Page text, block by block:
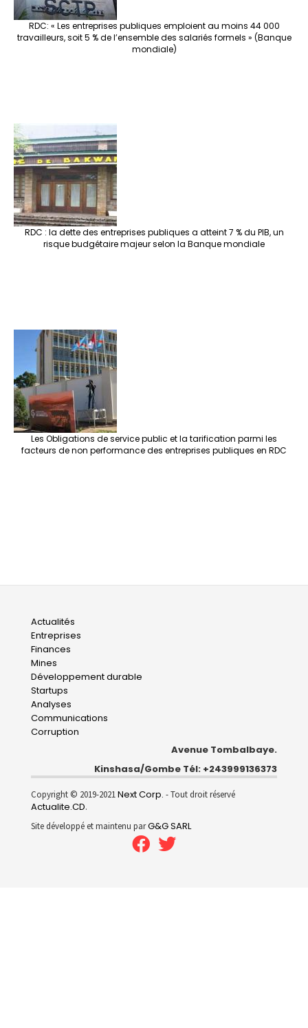
RDC: « Les entreprises publiques emploient au moins 44 000
travailleurs, soit 5 % de l’ensemble des salariés formels » (Banque
mondiale)
RDC : la dette des entreprises publiques a atteint 7 % du PIB, un
risque budgétaire majeur selon la Banque mondiale
Les Obligations de service public et la tarification parmi les
facteurs de non performance des entreprises publiques en RDC
Main
navigation
Actualités
Entreprises
Finances
Mines
Développement durable
Startups
Analyses
Communications
Corruption
Avenue Tombalbaye.
Kinshasa/Gombe Tél: +243999136373
Copyright © 2019-2021Next Corp. - Tout droit réservé
Actualite.CD.
Site développé et maintenu parG&G SARL